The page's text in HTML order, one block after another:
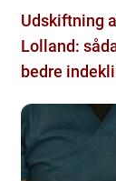
Udskiftning
Lolland:
bedre